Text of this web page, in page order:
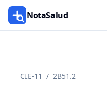
NotaSalud
CIE-11 / 2B51.2